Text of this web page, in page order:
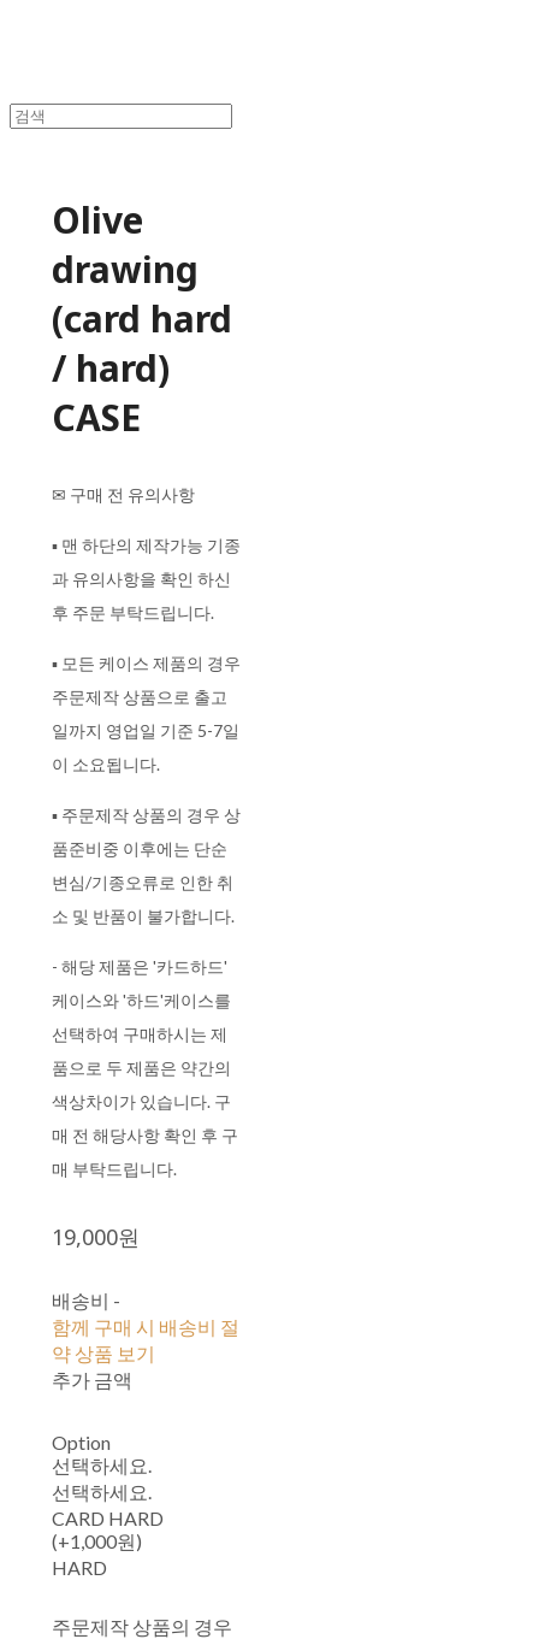
Olive
drawing
(card hard
/ hard)
CASE
✉ 구매 전 유의사항
▪ 맨 하단의 제작가능 기종
과 유의사항을 확인 하신
후 주문 부탁드립니다.
▪ 모든 케이스 제품의 경우
주문제작 상품으로 출고
일까지 영업일 기준 5-7일
이 소요됩니다.
▪ 주문제작 상품의 경우 상
품준비중 이후에는 단순
변심/기종오류로 인한 취
소 및 반품이 불가합니다.
- 해당 제품은 '카드하드'
케이스와 '하드'케이스를
선택하여 구매하시는 제
품으로 두 제품은 약간의
색상차이가 있습니다. 구
매 전 해당사항 확인 후 구
매 부탁드립니다.
19,000원
배송비 -
함께 구매 시 배송비 절
약 상품 보기
추가 금액
Option
선택하세요.
선택하세요.
CARD HARD
(+1,000원)
HARD
주문제작 상품의 경우